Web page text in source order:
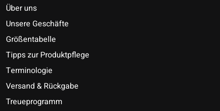
Über uns
Unsere Geschäfte
Größentabelle
Tipps zur Produktpflege
Terminologie
Versand & Rückgabe
Treueprogramm